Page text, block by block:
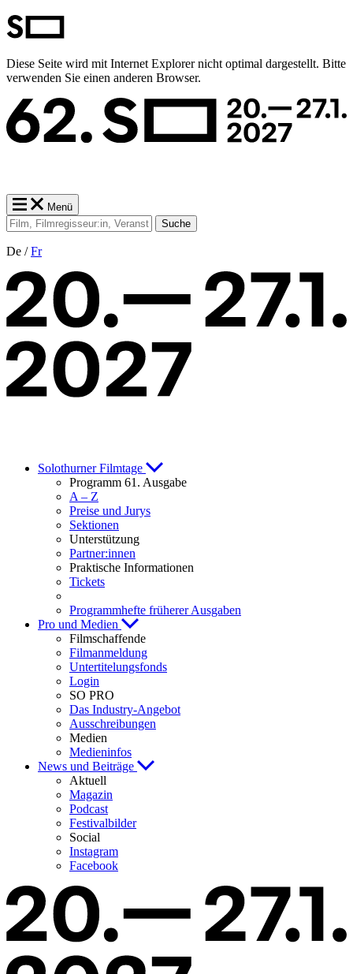
Diese Seite wird mit Internet Explorer nicht optimal dargestellt. Bitte
verwenden Sie einen anderen Browser.
Menü
Suche
De /Fr
Solothurner Filmtage
Programm 61. Ausgabe
A – Z
Preise und Jurys
Sektionen
Unterstützung
Partner:innen
Praktische Informationen
Tickets
Programmhefte früherer Ausgaben
Pro und Medien
Filmschaffende
Filmanmeldung
Untertitelungsfonds
Login
SO PRO
Das Industry-Angebot
Ausschreibungen
Medien
Medieninfos
News und Beiträge
Aktuell
Magazin
Podcast
Festivalbilder
Social
Instagram
Facebook